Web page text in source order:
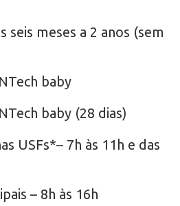
seis meses a 2 anos (sem
baby
baby (28 dias)
USFs*– 7h às 11h e das
– 8h às 16h